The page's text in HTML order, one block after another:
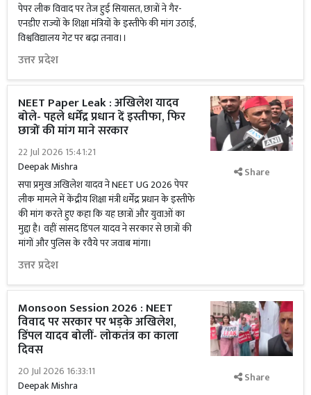
पेपर लीक विवाद पर तेज हुई सियासत, छात्रों ने गैर-
एनडीए राज्यों के शिक्षा मंत्रियों के इस्तीफे की मांग उठाई,
विश्वविद्यालय गेट पर बढ़ा तनाव।।
उत्तर प्रदेश
NEET Paper Leak : अखिलेश यादव
बोले- पहले धर्मेंद्र प्रधान दें इस्तीफा, फिर
छात्रों की मांग माने सरकार
22 Jul 2026 15:41:21
Deepak Mishra
सपा प्रमुख अखिलेश यादव ने NEET UG 2026 पेपर
लीक मामले में केंद्रीय शिक्षा मंत्री धर्मेंद्र प्रधान के इस्तीफे
की मांग करते हुए कहा कि यह छात्रों और युवाओं का
मुद्दा है। वहीं सांसद डिंपल यादव ने सरकार से छात्रों की
मांगों और पुलिस के रवैये पर जवाब मांगा।
उत्तर प्रदेश
Share
Monsoon Session 2026 : NEET
विवाद पर सरकार पर भड़के अखिलेश,
डिंपल यादव बोलीं- लोकतंत्र का काला
दिवस
20 Jul 2026 16:33:11
Deepak Mishra
Share